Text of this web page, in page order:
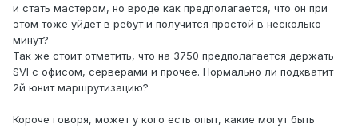
и стать мастером, но вроде как предполагается, что он при
этом тоже уйдёт в ребут и получится простой в несколько
минут?
Так же стоит отметить, что на 3750 предполагается держать
SVI с офисом, серверами и прочее. Нормально ли подхватит
2й юнит маршрутизацию?
Короче говоря, может у кого есть опыт, какие могут быть